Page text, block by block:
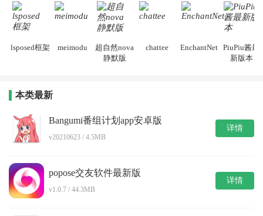
lsposed框架 meimodu
超自然nova
静默版
chattee EnchantNet PiuPiu酱最
新版本
本类最新
Bangumi番组计划app安卓版
v20210623 / 4.5MB
详情
popose交友软件最新版
v1.0.7 / 44.3MB
详情